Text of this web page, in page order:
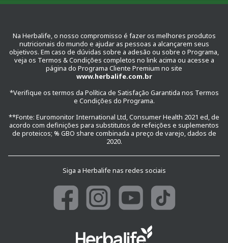
Na Herbalife, o nosso compromisso é fazer os melhores produtos
nutricionais do mundo e ajudar as pessoas a alcançarem seus
objetivos. Em caso de dúvidas sobre a adesão ou sobre o Programa,
veja os Termos & Condições completos no link acima ou acesse a
página do Programa Cliente Premium no site
www.herbalife.com.br
*Verifique os termos da Política de Satisfação Garantida nos Termos
e Condições do Programa.
**Fonte: Euromonitor International Ltd, Consumer Health 2021 ed, de
acordo com definições para substitutos de refeições e suplementos
de proteicos; % GBO share combinada a preço de varejo, dados de
2020.
Siga a Herbalife nas redes sociais